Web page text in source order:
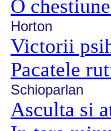
O
Horton
Victorii
Pacatele
Schioparlan
Asculta si